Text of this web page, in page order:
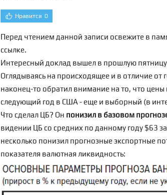
Нравится 0
Перед чтением данной записи освежите в
ссылке.
Интересный доклад вышел в прошлую
Оглядываясь на происходящее и в отличие от
наконец-то обратил внимание на то, что
следующий год в США - еще и выборный (в
Что сделал ЦБ? Он понизил в базовом
видении ЦБ со средних по данному году $63
несколько понизил прогнозные экспортные
показателя валютная ликвидность: